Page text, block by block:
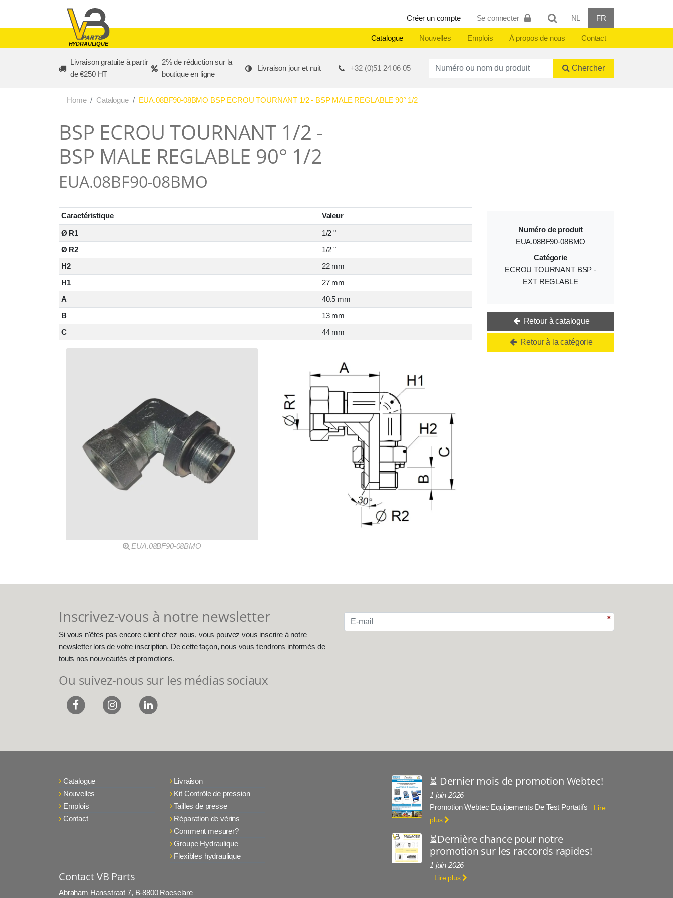
HYDRAULIQUE
Créer un compte Se connecter NL FR
Catalogue Nouvelles Emplois À propos de nous Contact
Livraison gratuite à partir
de €250 HT
2% de réduction sur la
boutique en ligne
Livraison jour et nuit +32 (0)51 24 06 05 Productnummer of naam Chercher
Home Catalogue EUA.08BF90-08BMO BSP ECROU TOURNANT 1/2 - BSP MALE REGLABLE 90° 1/2
BSP ECROU TOURNANT 1/2 -
BSP MALE REGLABLE 90° 1/2
EUA.08BF90-08BMO
Caractéristique
Valeur
Ø R1
1/2 "
Ø R2
1/2 "
H2
22 mm
H1
27 mm
A
40.5 mm
B
13 mm
C
44 mm
EUA.08BF90-08BMO
Numéro de produit
EUA.08BF90-08BMO
Catégorie
ECROU TOURNANT BSP -
EXT REGLABLE
Retour à catalogue
Retour à la catégorie
Inscrivez-vous à notre newsletter
Si vous n'êtes pas encore client chez nous, vous pouvez vous inscrire à notre
newsletter lors de votre inscription. De cette façon, nous vous tiendrons informés de
touts nos nouveautés et promotions.
Ou suivez-nous sur les médias sociaux
Catalogue
Nouvelles
Emplois
Contact
Livraison
Kit Contrôle de pression
Tailles de presse
Réparation de vérins
Comment mesurer?
Groupe Hydraulique
Flexibles hydraulique
Contact VB Parts
Abraham Hansstraat 7, B-8800 Roeselare
⏳ Dernier mois de promotion Webtec!
1 juin 2026
Promotion Webtec Equipements De Test Portatifs
Lire
plus
⏳Dernière chance pour notre
promotion sur les raccords rapides!
1 juin 2026
Lire plus